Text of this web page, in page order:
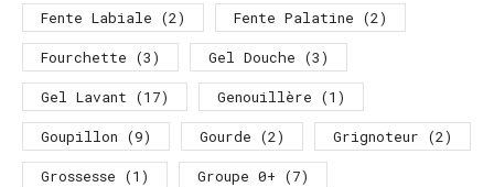
Fente Labiale (2) Fente Palatine (2)
Fourchette (3) Gel Douche (3)
Gel Lavant (17) Genouillère (1)
Goupillon (9) Gourde (2) Grignoteur (2)
Grossesse (1) Groupe 0+ (7)